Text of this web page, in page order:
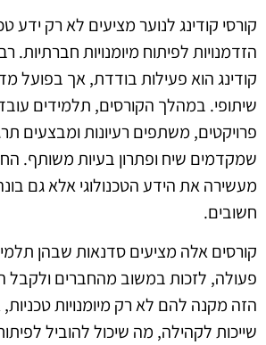
קורסי קודינג לנוער מציעים לא רק ידע
הזדמנויות לפיתוח מיומנויות חברתיות.
קודינג הוא פעילות בודדת, אך בפועל
שיתופי. במהלך הקורסים, תלמידים
פרויקטים, משתפים רעיונות ומבצעים
שמקדמים שיח ופתרון בעיות משותף.
מעשירה את הידע הטכנולוגי אלא גם
חשובים.
קורסים אלה מציעים סדנאות שבהן
פעולה, לזכות במשוב מהחברים
הזה מקנה להם לא רק מיומנויות
שייכות לקהילה, מה שיכול להוביל